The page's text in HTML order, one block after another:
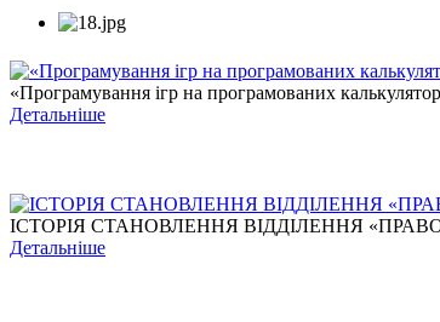
«Програмування ігр на програмованих
Детальніше
ІСТОРІЯ СТАНОВЛЕННЯ ВІДДІЛЕННЯ
Детальніше